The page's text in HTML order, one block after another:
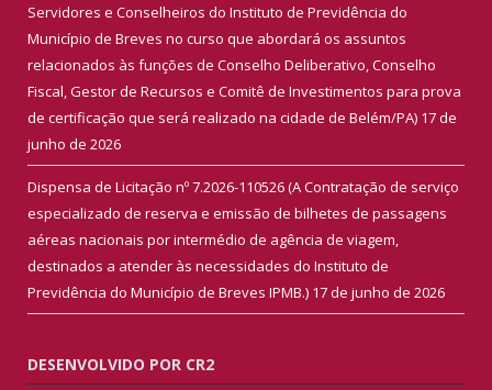
Servidores e Conselheiros do Instituto de Previdência do
Município de Breves no curso que abordará os assuntos
relacionados às funções de Conselho Deliberativo, Conselho
Fiscal, Gestor de Recursos e Comitê de Investimentos para prova
de certificação que será realizado na cidade de Belém/PA) 17 de
junho de 2026
Dispensa de Licitação nº 7.2026-110526 (A Contratação de serviço
especializado de reserva e emissão de bilhetes de passagens
aéreas nacionais por intermédio de agência de viagem,
destinados a atender às necessidades do Instituto de
Previdência do Município de Breves IPMB.) 17 de junho de 2026
DESENVOLVIDO POR CR2